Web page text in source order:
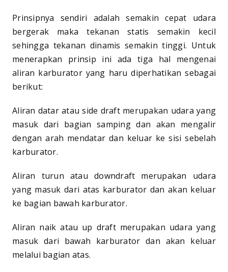
Prinsipnya sendiri adalah semakin cepat udara
bergerak maka tekanan statis semakin kecil
sehingga tekanan dinamis semakin tinggi. Untuk
menerapkan prinsip ini ada tiga hal mengenai
aliran karburator yang haru diperhatikan sebagai
berikut:
Aliran datar atau side draft merupakan udara yang
masuk dari bagian samping dan akan mengalir
dengan arah mendatar dan keluar ke sisi sebelah
karburator.
Aliran turun atau downdraft merupakan udara
yang masuk dari atas karburator dan akan keluar
ke bagian bawah karburator.
Aliran naik atau up draft merupakan udara yang
masuk dari bawah karburator dan akan keluar
melalui bagian atas.